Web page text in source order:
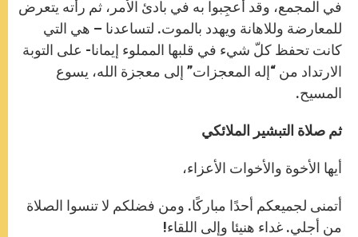
في المجمع، وقد أُعجِبوا به في بادئ الأمر، ثم رأته يتعرض
للمعارضة وللاهانة ويهدد بالموت. لتساعدنا – هي التي
كانت تحفظ كلّ شيء في قلبها المملوء إيمانا- على التوبة
الارتداد من “إله المعجزات” إلى معجزة الله، يسوع
المسيح.
ثم صلاة التبشير الملائكي
أيها الأخوة والأخوات الأعزاء،
أتمنى لجميعكم أحدًا مباركًا. ومن فضلكم لا تنسوا الصلاة
من أجلي. غداء هنيئا وإلى اللقاء!